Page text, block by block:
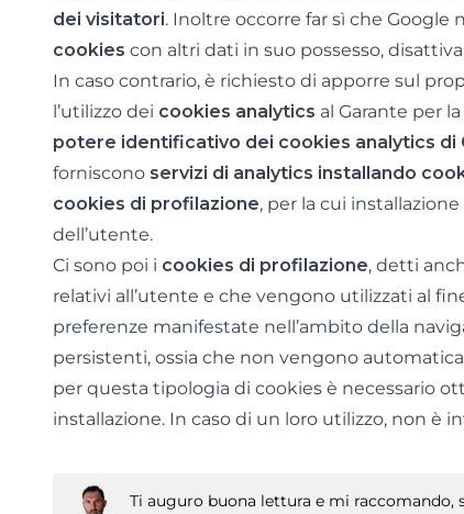
dei visitatori. Inoltre occorre far sì che
cookies con altri dati in suo possesso,
In caso contrario, è richiesto di apporre sul
l’utilizzo dei cookies analytics al Garante per
potere identificativo dei cookies analytics di
forniscono servizi di analytics installando
cookies di profilazione, per la cui
dell’utente.
Ci sono poi i cookies di profilazione, detti
relativi all’utente e che vengono utilizzati al
preferenze manifestate nell’ambito della
persistenti, ossia che non vengono
per questa tipologia di cookies è necessario
installazione. In caso di un loro utilizzo, non è
Ti auguro buona lettura e mi